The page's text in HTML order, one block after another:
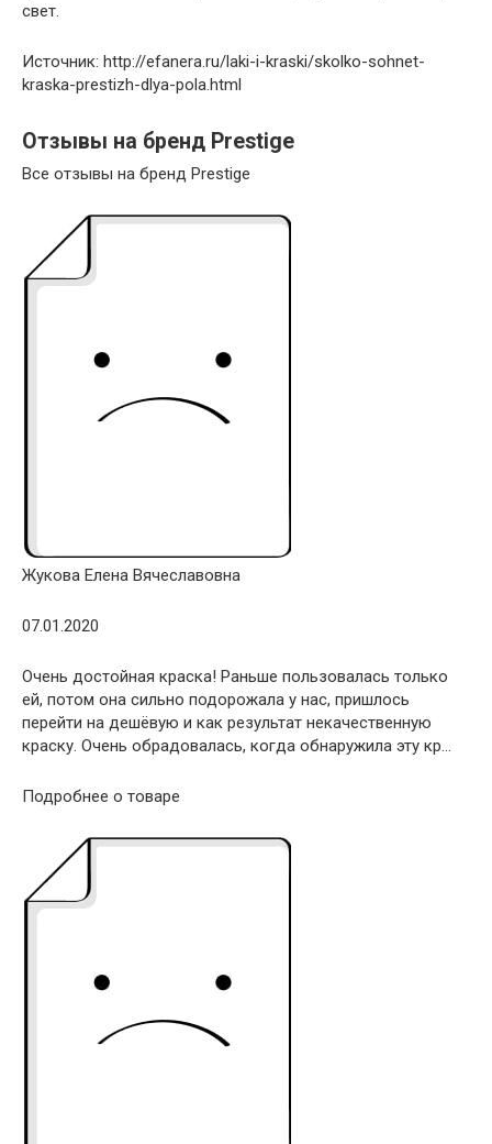
свет.
Источник: http://efanera.ru/laki-i-kraski/skolko-sohnet-
kraska-prestizh-dlya-pola.html
Отзывы на бренд Prestige
Все отзывы на бренд Prestige
Жукова Елена Вячеславовна
07.01.2020
Очень достойная краска! Раньше пользовалась только
ей, потом она сильно подорожала у нас, пришлось
перейти на дешёвую и как результат некачественную
краску. Очень обрадовалась, когда обнаружила эту кр…
Подробнее о товаре